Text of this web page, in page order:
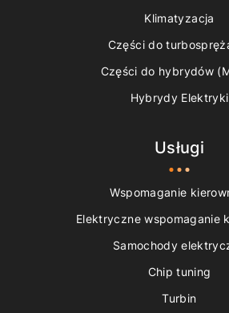
Klimatyzacja
Części do
Części do hybrydów
Hybrydy Elektryki
Usługi
Wspomaganie
Elektryczne wspomaganie
Samochody
Chip tuning
Turbin